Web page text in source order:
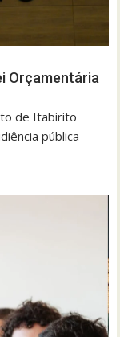
Orçamentária
de Itabirito
pública